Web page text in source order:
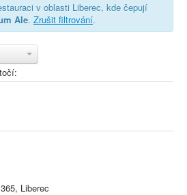
v oblasti Liberec, kde čepují
Ale. Zrušit filtrování.
Liberec